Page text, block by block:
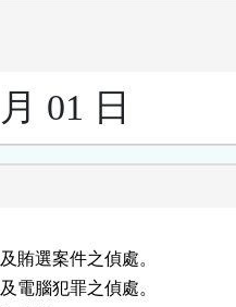
01 日
賄選案件之偵處。
電腦犯罪之偵處。